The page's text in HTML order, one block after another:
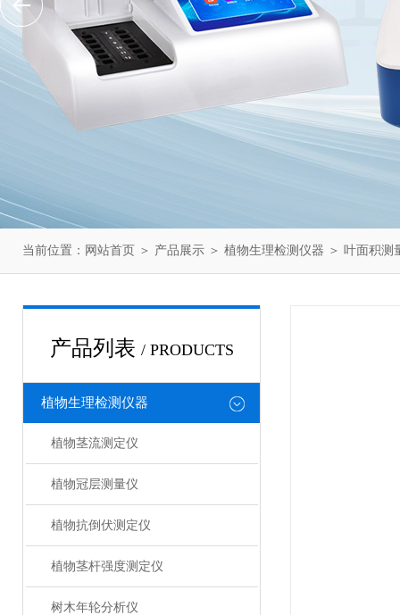
当前位置： 网站首页 ＞ 产品展示 ＞ 植物生理检测仪器 ＞ 叶面积测
产品列表 / PRODUCTS
植物生理检测仪器
植物茎流测定仪
植物冠层测量仪
植物抗倒伏测定仪
植物茎杆强度测定仪
树木年轮分析仪